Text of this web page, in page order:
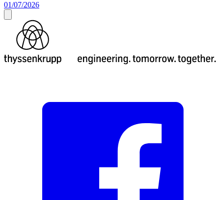
01/07/2026